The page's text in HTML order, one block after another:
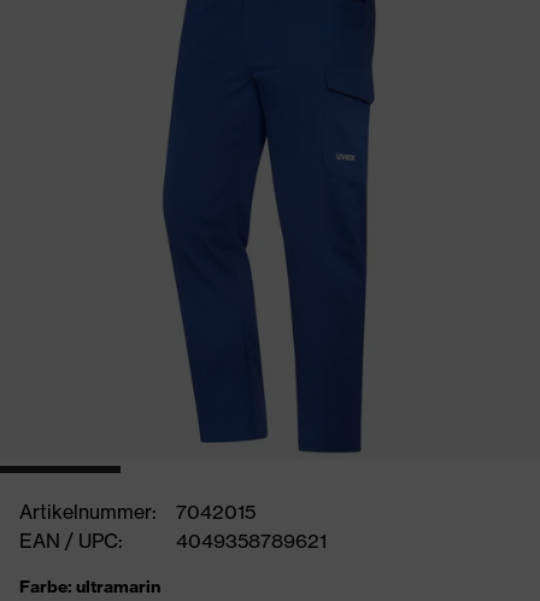
Artikelnummer:
7042015
EAN / UPC:
4049358789621
Farbe: ultramarin